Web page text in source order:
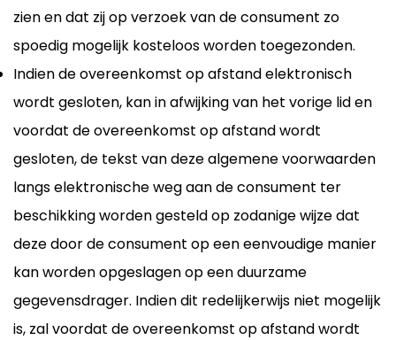
zien en dat zij op verzoek van de consument zo
spoedig mogelijk kosteloos worden toegezonden.
Indien de overeenkomst op afstand elektronisch
wordt gesloten, kan in afwijking van het vorige lid en
voordat de overeenkomst op afstand wordt
gesloten, de tekst van deze algemene voorwaarden
langs elektronische weg aan de consument ter
beschikking worden gesteld op zodanige wijze dat
deze door de consument op een eenvoudige manier
kan worden opgeslagen op een duurzame
gegevensdrager. Indien dit redelijkerwijs niet mogelijk
is, zal voordat de overeenkomst op afstand wordt